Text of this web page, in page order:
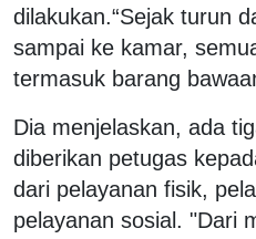
dilakukan.“Sejak turun
sampai ke kamar,
termasuk barang
Dia menjelaskan, ada
diberikan petugas
dari pelayanan fisik,
pelayanan sosial. "Dari